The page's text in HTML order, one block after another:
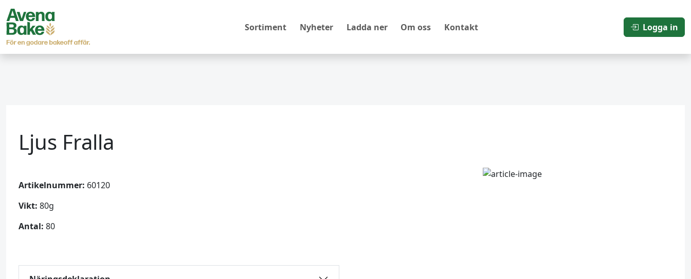
Sortiment Nyheter Ladda ner Om oss Kontakt Logga in
Ljus Fralla
Artikelnummer: 60120
Vikt: 80g
Antal: 80